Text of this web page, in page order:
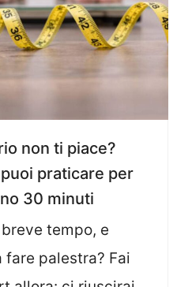
non ti piace?
praticare per
30 minuti
tempo, e
palestra? Fai